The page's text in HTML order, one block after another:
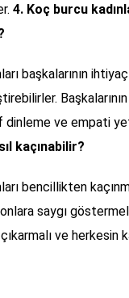
4. Koç burcu
başkalarının
dinleme ve empati
kaçınabilir?
bencillikten
saygı
ve herkesin